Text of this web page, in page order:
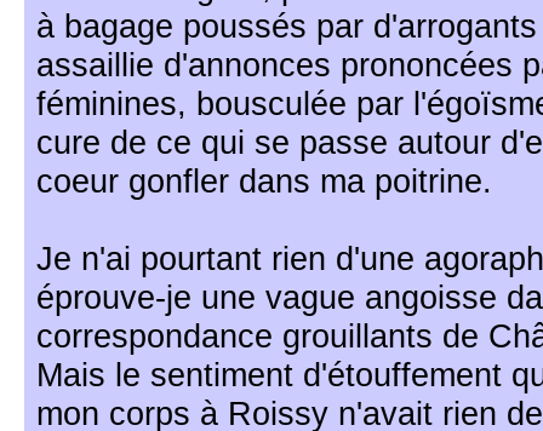
à bagage poussés par
assaillie d'annonces prononcées
féminines, bousculée par
cure de ce qui se passe autour
coeur gonfler dans ma poitrine.
Je n'ai pourtant rien d'une
éprouve-je une vague angoisse
correspondance grouillants de
Mais le sentiment d'étouffement
mon corps à Roissy n'avait rien